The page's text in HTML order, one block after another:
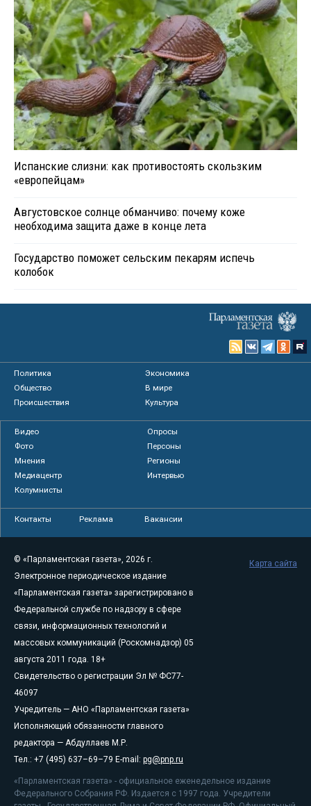
Испанские слизни: как противостоять скользким
«европейцам»
Августовское солнце обманчиво: почему коже
необходима защита даже в конце лета
Государство поможет сельским пекарям испечь
колобок
Политика
Экономика
Общество
В мире
Происшествия
Культура
Видео
Опросы
Фото
Персоны
Мнения
Регионы
Медиацентр
Интервью
Колумнисты
Контакты Реклама Вакансии
© «Парламентская газета», 2026 г.
Электронное периодическое издание
«Парламентская газета» зарегистрировано в
Федеральной службе по надзору в сфере
связи, информационных технологий и
массовых коммуникаций (Роскомнадзор) 05
августа 2011 года. 18+
Свидетельство о регистрации Эл № ФС77-
46097
Учредитель — АНО «Парламентская газета»
Исполняющий обязанности главного
редактора — Абдуллаев М.Р.
Тел.: +7 (495) 637–69–79 E-mail: pg@pnp.ru
«Парламентская газета» - официальное еженедельное издание
Федерального Собрания РФ. Издается с 1997 года. Учредители
Карта сайта